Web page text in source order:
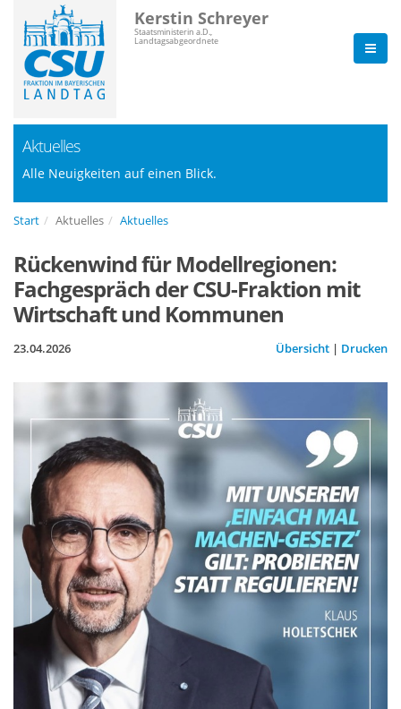
Kerstin Schreyer
Staatsministerin a.D.,
Landtagsabgeordnete
Aktuelles
Alle Neuigkeiten auf einen Blick.
Start Aktuelles Aktuelles
Rückenwind für Modellregionen:
Fachgespräch der CSU-Fraktion mit
Wirtschaft und Kommunen
23.04.2026 Übersicht | Drucken